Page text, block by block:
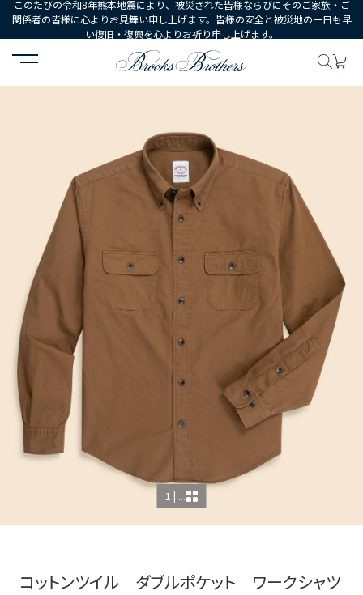
このたびの令和8年熊本地震により、被災された皆様ならびにそのご家族・ご
関係者の皆様に心よりお見舞い申し上げます。皆様の安全と被災地の一日も早
い復旧・復興を心よりお祈り申し上げます。
HOME ウェア シャツ カジュアルシャツ コットンツ
1 | ...
コットンツイル ダブルポケット ワークシャツ